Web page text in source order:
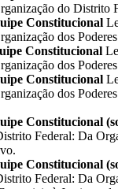
do Distrito
Constitucional
dos
Constitucional
dos
Constitucional
dos
Constitucional
Federal: Da
Constitucional
Federal: Da